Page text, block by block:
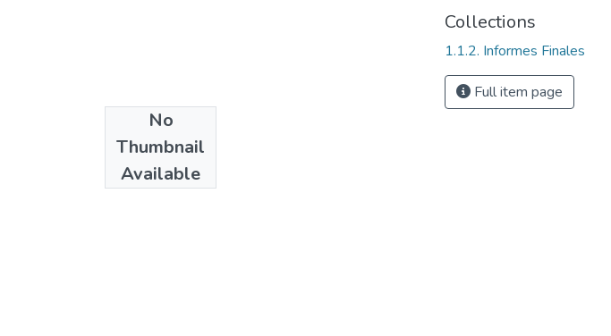
No
Thumbnail
Available
Collections
1.1.2. Informes Finales
Full item page